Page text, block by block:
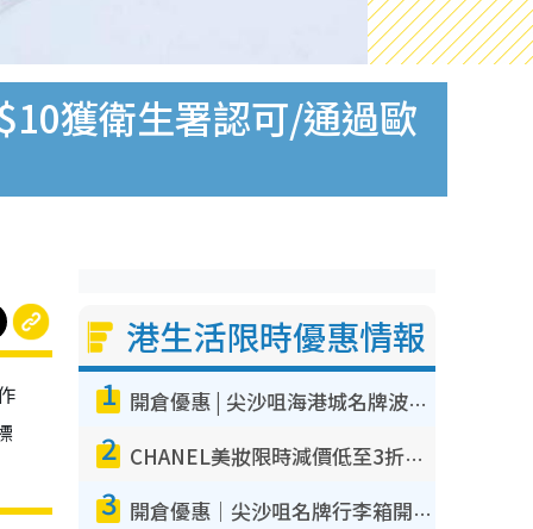
獲衛生署認可/通過歐
港生活限時優惠情報
1 開倉優惠 | 尖沙咀海港城名牌波鞋開倉低至1折！On鞋$899起／Joy&Peace鞋履$98起
2 CHANEL美妝限時減價低至3折！人氣粉底/唇膏/精華液低至$275！COCO香水都有平
3 開倉優惠｜尖沙咀名牌行李箱開倉低至4折！一連5日 American Tourister/ace./Hallmark $200起！